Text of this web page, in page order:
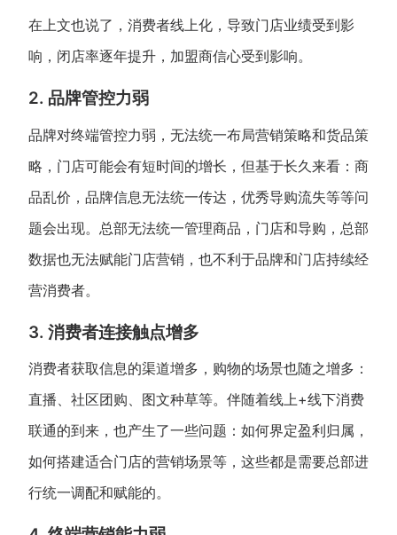
在上文也说了，消费者线上化，导致门店业绩受到影
响，闭店率逐年提升，加盟商信心受到影响。
2. 品牌管控力弱
品牌对终端管控力弱，无法统一布局营销策略和货品策
略，门店可能会有短时间的增长，但基于长久来看：商
品乱价，品牌信息无法统一传达，优秀导购流失等等问
题会出现。总部无法统一管理商品，门店和导购，总部
数据也无法赋能门店营销，也不利于品牌和门店持续经
营消费者。
3. 消费者连接触点增多
消费者获取信息的渠道增多，购物的场景也随之增多：
直播、社区团购、图文种草等。伴随着线上+线下消费
联通的到来，也产生了一些问题：如何界定盈利归属，
如何搭建适合门店的营销场景等，这些都是需要总部进
行统一调配和赋能的。